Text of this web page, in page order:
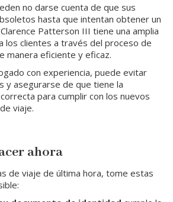
no darse cuenta de que sus
hasta que intentan obtener un
Patterson III tiene una amplia
los clientes a través del proceso de
manera eficiente y eficaz.
con experiencia, puede evitar
y asegurarse de que tiene la
para cumplir con los nuevos
viaje.
ahora
de viaje de última hora, tome estas